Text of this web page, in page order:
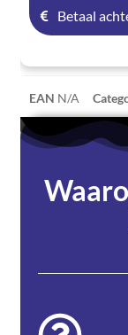
Betaal
EAN N/A